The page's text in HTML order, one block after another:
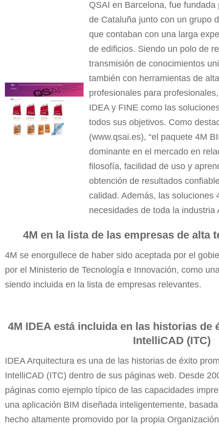
QSAI en Barcelona, fue
de Cataluña junto con un grupo
que contaban con una larga
de edificios. Siendo un polo de
transmisión de conocimientos
también con herramientas de
profesionales para
IDEA y FINE como las
todos sus objetivos. Como
(www.qsai.es), “el paquete 4M
dominante en el mercado en
filosofía, facilidad de uso y
obtención de resultados
calidad. Además, las soluciones
necesidades de toda la industria
4M en la lista de las empresas de alta
4M se enorgullece de haber sido aceptada por el
por el Ministerio de Tecnología e Innovación, como
siendo incluida en la lista de empresas relevantes.
4M IDEA está incluida en las historias de
IntelliCAD (ITC)
IDEA Arquitectura es una de las historias de éxito
IntelliCAD (ITC) dentro de sus páginas web. Desde
páginas como ejemplo típico de las capacidades
una aplicación BIM diseñada inteligentemente,
hecho altamente promovido por la propia